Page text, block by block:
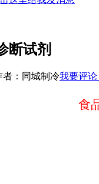
断试剂
者：同城制冷我要评论
食